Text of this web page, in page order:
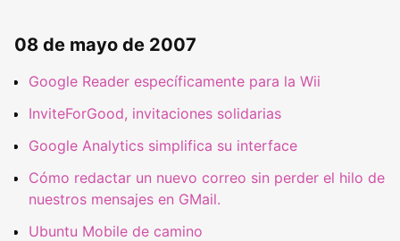
08 de mayo de 2007
Google Reader específicamente para la Wii
InviteForGood, invitaciones solidarias
Google Analytics simplifica su interface
Cómo redactar un nuevo correo sin perder el hilo de
nuestros mensajes en GMail.
Ubuntu Mobile de camino